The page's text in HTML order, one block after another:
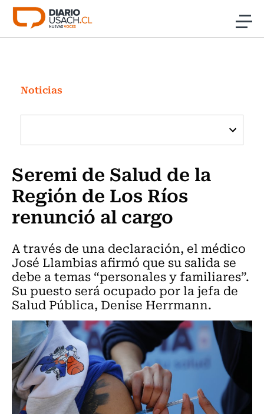
Click acá para ir directamente al contenido
Investigación
Cultura
Programas Radio y TV Usach
Noticias
Seremi de Salud de la
Región de Los Ríos
renunció al cargo
A través de una declaración, el médico
José Llambias afirmó que su salida se
debe a temas “personales y familiares”.
Su puesto será ocupado por la jefa de
Salud Pública, Denise Herrmann.